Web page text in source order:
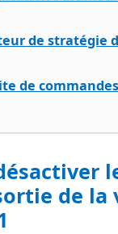
de stratégie
de
de la